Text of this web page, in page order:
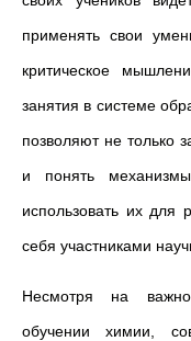
применять свои
критическое
занятия в системе
позволяют не только
и понять
использовать их для
себя участниками
Несмотря на
обучении химии,